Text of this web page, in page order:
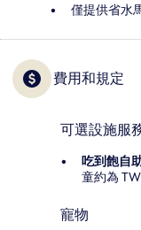
僅提供省水
費用和規定
可選設施服
吃到飽自
童約為
寵物